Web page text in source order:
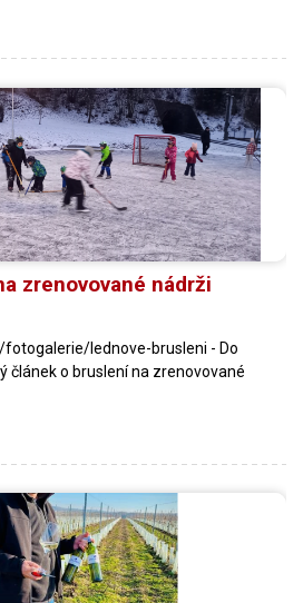
zrenovované nádrži
lednove-brusleni - Do
článek o bruslení na zrenovované